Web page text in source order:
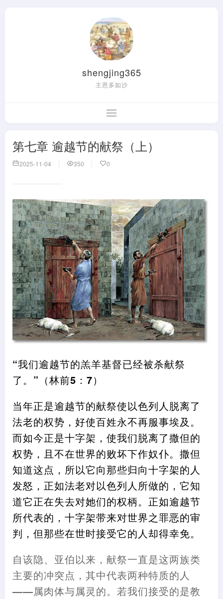
shengjing365
主恩多如沙
第七章 逾越节的献祭（上）
2025-11-04 350 0
“我们逾越节的羔羊基督已经被杀献祭
了。” （林前5 ： 7）
当年正是逾越节的献祭使以色列人脱离了
法老的权势 ， 好使百姓永不再服事埃及。
而如今正是十字架 ， 使我们脱离了撒但的
权势 ， 且不在世界的败坏下作奴仆。撒但
知道这点 ， 所以它向那些归向十字架的人
发怒 ， 正如法老对以色列人所做的 ， 它知
道它正在失去对她们的权柄。正如逾越节
所代表的 ， 十字架带来对世界之罪恶的审
判 ， 但那些在世时接受它的人却得幸免。
自该隐、亚伯以来 ， 献祭一直是这两族类
主要的冲突点 ， 其中代表两种特质的人
——属肉体与属灵的。若我们接受的是教